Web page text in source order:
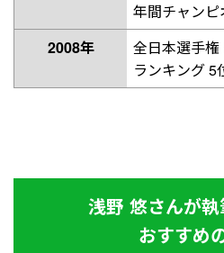
年間チャンピ
2008年
全日本選手
ランキング 5
浅野 悠さんが
おすすめ